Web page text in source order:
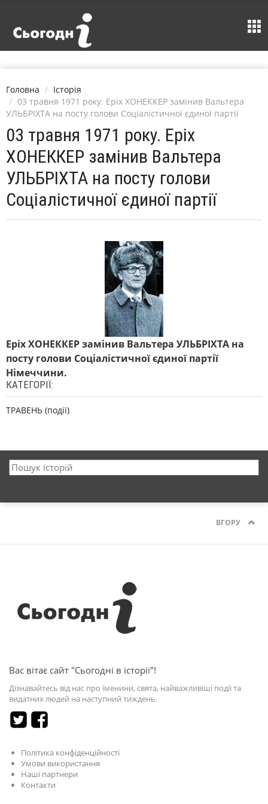
Головна
Історія
03 травня 1971 року. Еріх ХОНЕККЕР замінив Вальтера
УЛЬБРІХТА на посту голови Соціалістичної єдиної партії
03 травня 1971 року. Еріх
ХОНЕККЕР замінив Вальтера
УЛЬБРІХТА на посту голови
Соціалістичної єдиної партії
Еріх ХОНЕККЕР замінив Вальтера УЛЬБРІХТА на
посту голови Соціалістичної єдиної партії
Німеччини.
КАТЕГОРІЇ:
ТРАВЕНЬ (події)
ВГОРУ
Вас вітає сайт "Сьогодні в історії"!
Дізнавайтесь від нас про іменини, свята, найважливіші події та
видатних людей на наступний тиждень.
Політика конфіденційності
Умови використання
Наші партнери
Контакти